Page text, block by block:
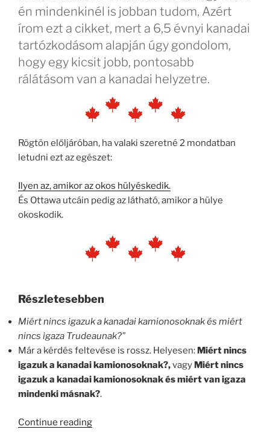
én mindenkinél is jobban tudom, Azért
írom ezt a cikket, mert a 6,5 évnyi kanadai
tartózkodásom alapján úgy gondolom,
hogy egy kicsit jobb, pontosabb
rálátásom van a kanadai helyzetre.
Rögtön előljáróban, ha valaki szeretné 2 mondatban
letudni ezt az egészet:
Ilyen az, amikor az okos hülyéskedik.
És Ottawa utcáin pedig az látható, amikor a hülye
okoskodik.
Részletesebben
Miért nincs igazuk a kanadai kamionosoknak és miért
nincs igaza Trudeaunak?”
Már a kérdés feltevése is rossz. Helyesen: Miért nincs
igazuk a kanadai kamionosoknak?,vagy Miért nincs
igazuk a kanadai kamionosoknak és miért van igaza
mindenki másnak?.
Continue reading“Miért